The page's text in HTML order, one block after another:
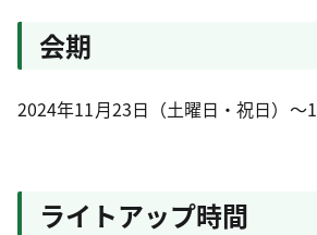
会期
2024年11月23日（土曜日・祝日）～
ライトアップ時間